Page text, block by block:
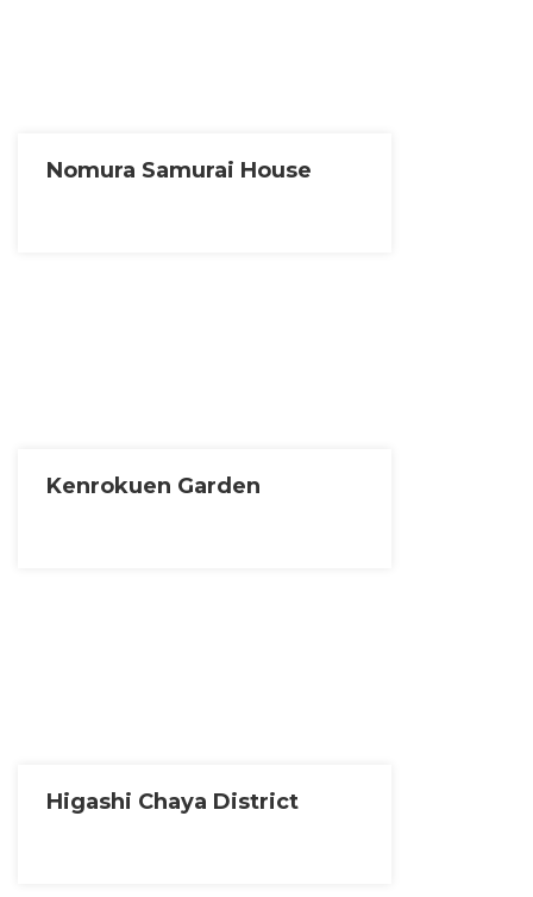
Nomura Samurai House
Kenrokuen Garden
Higashi Chaya District